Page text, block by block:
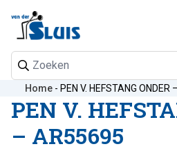
Home - PEN V. HEFSTANG ONDER
PEN V.
– AR55695